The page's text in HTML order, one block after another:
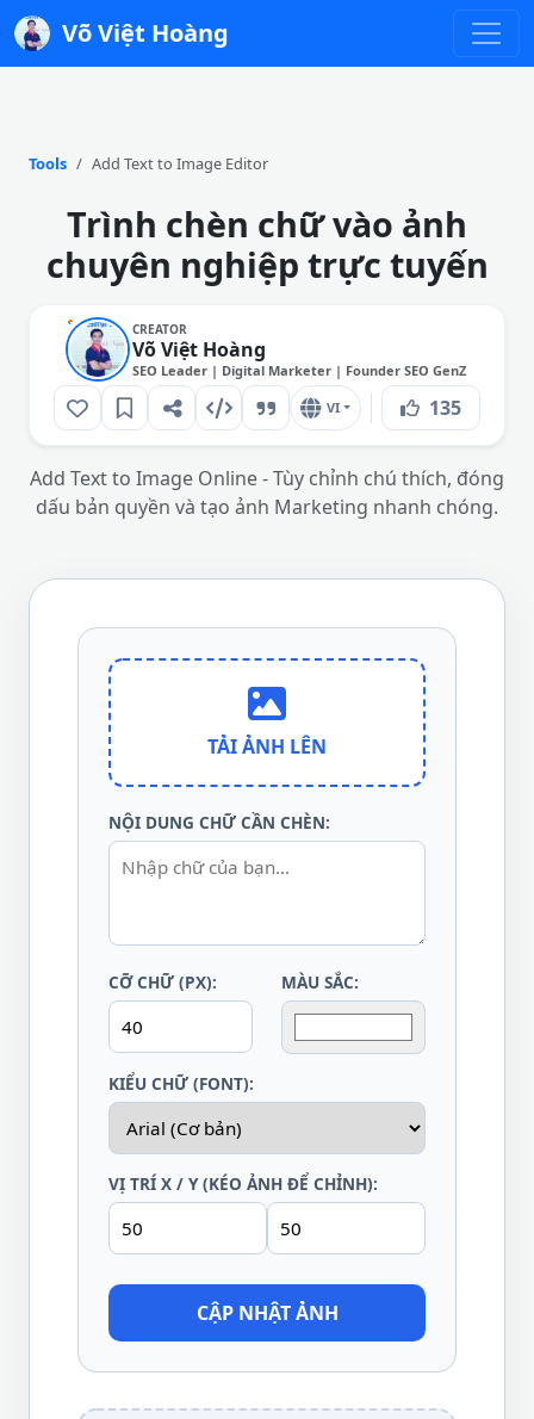
Võ Việt Hoàng
Tools Add Text to Image Editor
Trình chèn chữ vào ảnh
chuyên nghiệp trực tuyến
CREATOR
Võ Việt Hoàng
SEO Leader | Digital Marketer | Founder SEO GenZ
VI 135
Add Text to Image Online - Tùy chỉnh chú thích, đóng
dấu bản quyền và tạo ảnh Marketing nhanh chóng.
TẢI ẢNH LÊN
NỘI DUNG CHỮ CẦN CHÈN:
CỠ CHỮ (PX): MÀU SẮC:
KIỂU CHỮ (FONT):
VỊ TRÍ X / Y (KÉO ẢNH ĐỂ CHỈNH):
CẬP NHẬT ẢNH